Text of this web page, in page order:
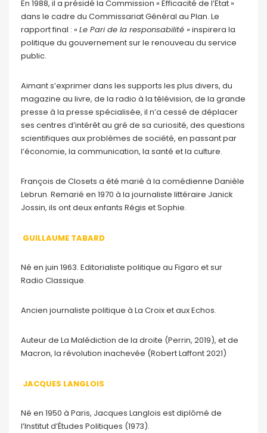
En 1988, il a présidé la Commission « Efficacité de l’Etat »
dans le cadre du Commissariat Général au Plan. Le
rapport final : « Le Pari de la responsabilité »inspirera la
politique du gouvernement sur le renouveau du service
public.
Aimant s’exprimer dans les supports les plus divers, du
magazine au livre, de la radio à la télévision, de la grande
presse à la presse spécialisée, il n’a cessé de déplacer
ses centres d’intérêt au gré de sa curiosité, des questions
scientifiques aux problèmes de société, en passant par
l’économie, la communication, la santé et la culture.
François de Closets a été marié à la comédienne Danièle
Lebrun. Remarié en 1970 à la journaliste littéraire Janick
Jossin, ils ont deux enfants Régis et Sophie.
GUILLAUME TABARD
Né en juin 1963. Editorialiste politique au Figaro et sur
Radio Classique.
Ancien journaliste politique à La Croix et aux Echos.
Auteur de La Malédiction de la droite (Perrin, 2019), et de
Macron, la révolution inachevée (Robert Laffont 2021)
JACQUES LANGLOIS
Né en 1950 à Paris, Jacques Langlois est diplômé de
l’Institut d’Études Politiques (1973).